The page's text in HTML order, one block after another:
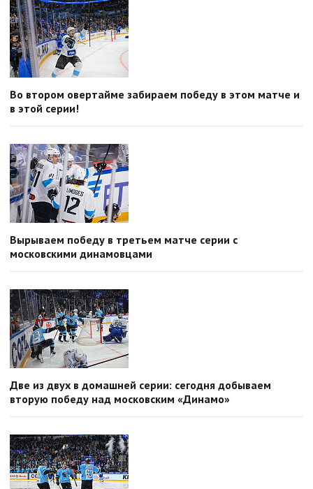
Во втором овертайме забираем победу в этом матче и
в этой серии!
Вырываем победу в третьем матче серии с
московскими динамовцами
Две из двух в домашней серии: сегодня добываем
вторую победу над московским «Динамо»